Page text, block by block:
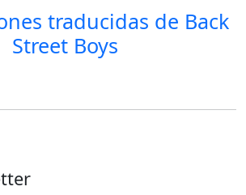
traducidas de Back
Street Boys